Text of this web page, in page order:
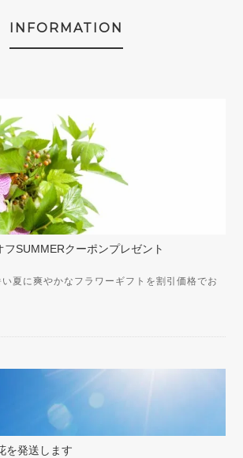
INFORMATION
フSUMMERクーポンプレゼント
い夏に爽やかなフラワーギフトを割引価格でお
を発送します